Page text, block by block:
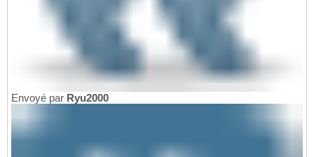
Envoyé par Ryu2000